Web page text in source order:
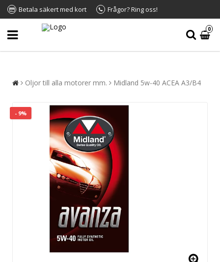
Betala säkert med kort Frågor? Ring oss!
0
Oljor till alla motorer mm. Midland 5w-40 ACEA A3/B4
- 9%